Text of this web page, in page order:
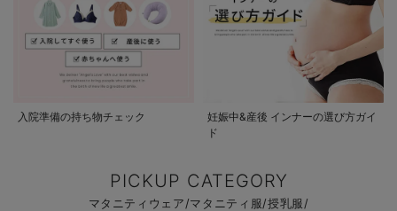
入院準備の持ち物チェック
妊娠中&産後 インナーの選び方ガイ
ド
PICKUP CATEGORY
マタニティウェア/マタニティ服/授乳服/